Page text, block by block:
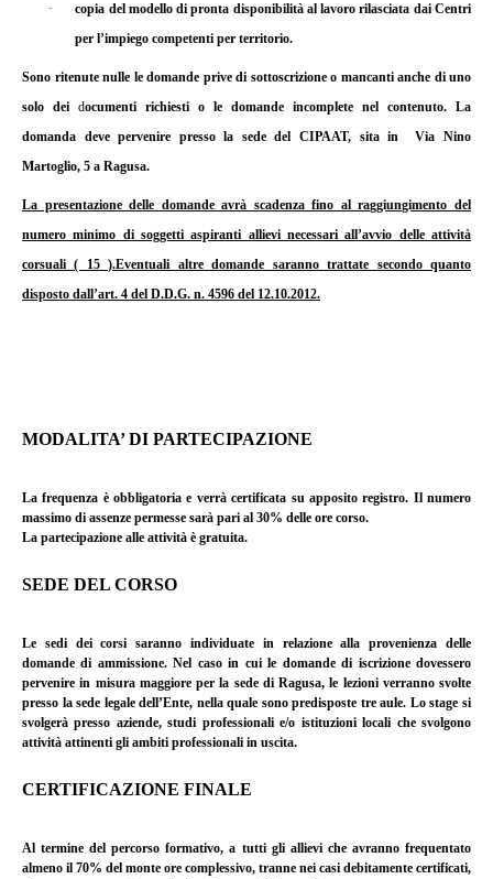
·
copia del modello di pronta disponibilità al lavoro rilasciata dai Centri
per l’impiego competenti per territorio.
Sono ritenute nulle le domande prive di sottoscrizione o mancanti anche di uno
solo dei documenti richiesti o le domande incomplete nel contenuto. La
domanda deve pervenire presso la sede del CIPAAT, sita in
Via Nino
Martoglio, 5 a Ragusa.
La presentazione delle domande avrà scadenza fino al raggiungimento del
numero minimo di soggetti aspiranti allievi necessari all’avvio delle attività
corsuali ( 15 ).Eventuali altre domande saranno trattate secondo quanto
disposto dall’art. 4 del D.D.G. n. 4596 del 12.10.2012.
MODALITA’ DI PARTECIPAZIONE
La frequenza è obbligatoria e verrà certificata su apposito registro. Il numero
massimo di assenze permesse sarà pari al 30% delle ore corso.
La partecipazione alle attività è gratuita.
SEDE DEL CORSO
Le sedi dei corsi saranno individuate in relazione alla provenienza delle
domande di ammissione. Nel caso in cui le domande di iscrizione dovessero
pervenire in misura maggiore per la sede di Ragusa, le lezioni verranno svolte
presso la sede legale dell’Ente, nella quale sono predisposte tre aule. Lo stage si
svolgerà presso aziende, studi professionali e/o istituzioni locali che svolgono
attività attinenti gli ambiti professionali in uscita.
CERTIFICAZIONE FINALE
Al termine del percorso formativo, a tutti gli allievi che avranno frequentato
almeno il 70% del monte ore complessivo, tranne nei casi debitamente certificati,